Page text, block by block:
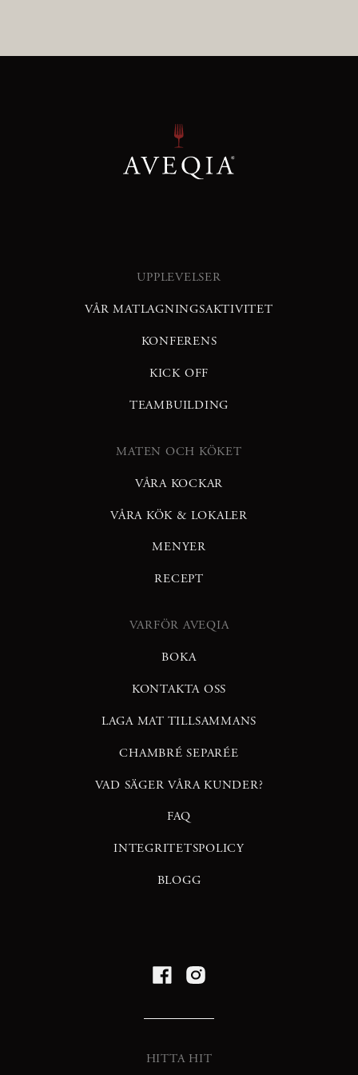
UPPLEVELSER
VÅR MATLAGNINGSAKTIVITET
KONFERENS
KICK OFF
TEAMBUILDING
MATEN OCH KÖKET
VÅRA KOCKAR
VÅRA KÖK & LOKALER
MENYER
RECEPT
VARFÖR AVEQIA
BOKA
KONTAKTA OSS
LAGA MAT TILLSAMMANS
CHAMBRÉ SEPARÉE
VAD SÄGER VÅRA KUNDER?
FAQ
INTEGRITETSPOLICY
BLOGG
HITTA HIT